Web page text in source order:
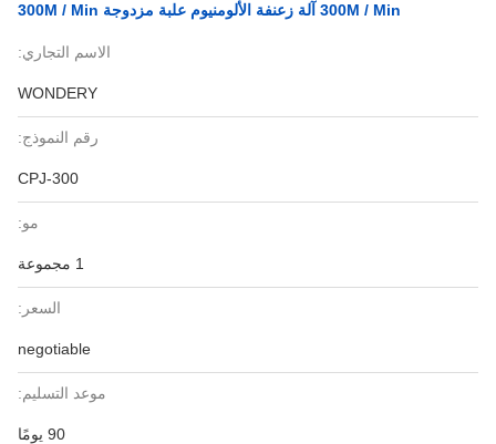
300M / Min آلة زعنفة الألومنيوم علبة مزدوجة 300M / Min
الاسم التجاري:
WONDERY
رقم النموذج:
CPJ-300
مو:
السعر:
negotiable
موعد التسليم:
90 يومًا